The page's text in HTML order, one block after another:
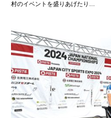
村のイベントを盛りあげたり…